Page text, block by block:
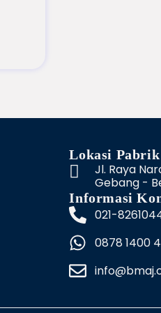
Lokasi Pabrik
Jl. Raya
Gebang -
Informasi
021-
0878 1400